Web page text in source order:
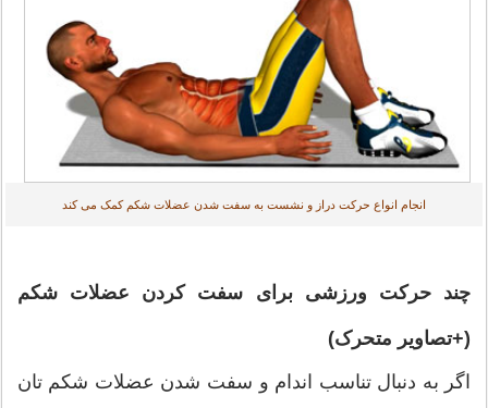
انجام انواع حرکت دراز و نشست به سفت شدن عضلات شکم کمک می کند
چند حرکت ورزشی برای سفت کردن عضلات شکم
(+تصاویر متحرک)
اگر به دنبال تناسب اندام و سفت شدن عضلات شکم تان